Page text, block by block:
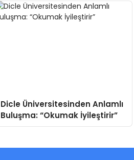
Dicle Üniversitesinden Anlamlı
Buluşma: “Okumak İyileştirir”